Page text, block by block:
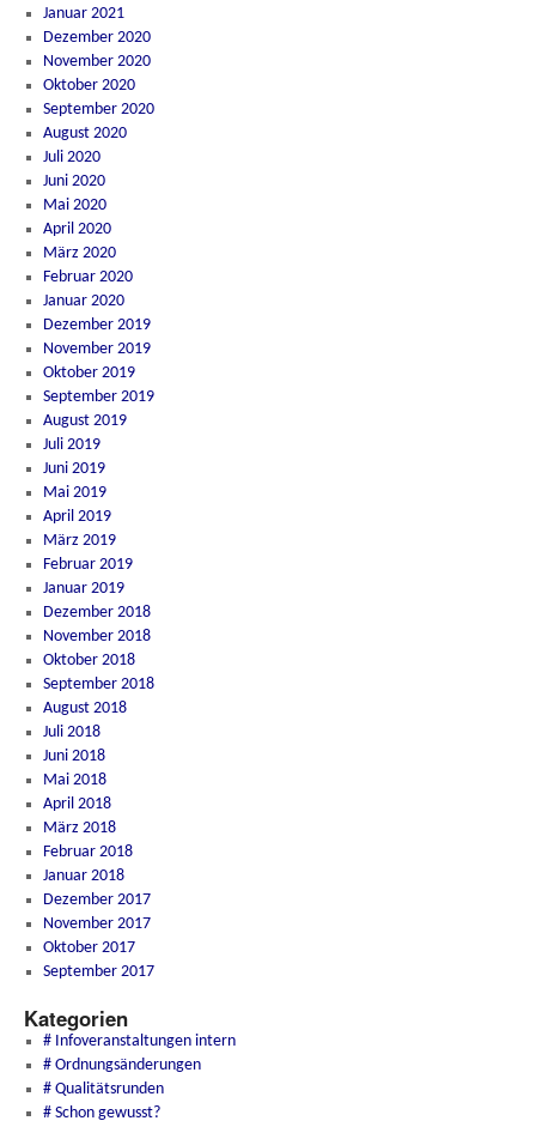
Januar 2021
Dezember 2020
November 2020
Oktober 2020
September 2020
August 2020
Juli 2020
Juni 2020
Mai 2020
April 2020
März 2020
Februar 2020
Januar 2020
Dezember 2019
November 2019
Oktober 2019
September 2019
August 2019
Juli 2019
Juni 2019
Mai 2019
April 2019
März 2019
Februar 2019
Januar 2019
Dezember 2018
November 2018
Oktober 2018
September 2018
August 2018
Juli 2018
Juni 2018
Mai 2018
April 2018
März 2018
Februar 2018
Januar 2018
Dezember 2017
November 2017
Oktober 2017
September 2017
Kategorien
# Infoveranstaltungen intern
# Ordnungsänderungen
# Qualitätsrunden
# Schon gewusst?